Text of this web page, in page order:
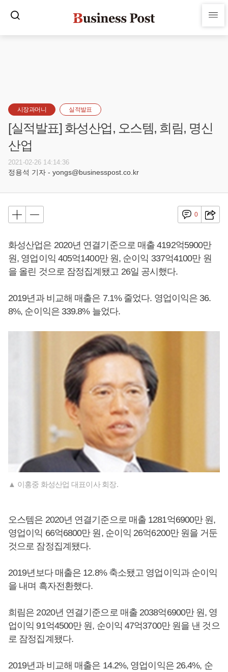
시장과머니 실적발표
[실적발표] 화성산업, 오스템, 희림, 명신
산업
2021-02-26 14:14:36
정용석 기자 - yongs@businesspost.co.kr
0
화성산업은 2020년 연결기준으로 매출 4192억5900만
원, 영업이익 405억1400만 원, 순이익 337억4100만 원
을 올린 것으로 잠정집계됐고 26일 공시했다.
2019년과 비교해 매출은 7.1% 줄었다. 영업이익은 36.
8%, 순이익은 339.8% 늘었다.
▲ 이홍중 화성산업 대표이사 회장.
오스템은 2020년 연결기준으로 매출 1281억6900만 원,
영업이익 66억6800만 원, 순이익 26억6200만 원을 거둔
것으로 잠정집계됐다.
2019년보다 매출은 12.8% 축소됐고 영업이익과 순이익
을 내며 흑자전환했다.
희림은 2020년 연결기준으로 매출 2038억6900만 원, 영
업이익 91억4500만 원, 순이익 47억3700만 원을 낸 것으
로 잠정집계됐다.
2019년과 비교해 매출은 14.2%, 영업이익은 26.4%, 순